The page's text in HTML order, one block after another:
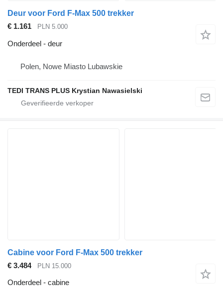
Deur voor Ford F-Max 500 trekker
€ 1.161
PLN 5.000
Onderdeel - deur
Polen, Nowe Miasto Lubawskie
TEDI TRANS PLUS Krystian Nawasielski
Cabine voor Ford F-Max 500 trekker
€ 3.484
PLN 15.000
Onderdeel - cabine